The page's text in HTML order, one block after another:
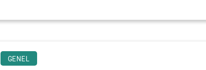
GENEL